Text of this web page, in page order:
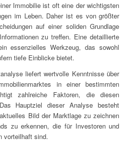
Immobilie ist oft eine der wichtigsten
im Leben. Daher ist es von größter
auf einer soliden Grundlage
zu treffen. Eine detaillierte
essenzielles Werkzeug, das sowohl
tiefe Einblicke bietet.
liefert wertvolle Kenntnisse über
in einer bestimmten
zahlreiche Faktoren, die diesen
Hauptziel dieser Analyse besteht
Bild der Marktlage zu zeichnen
zu erkennen, die für Investoren und
vorteilhaft sind.